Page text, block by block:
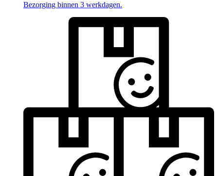
Bezorging binnen 3 werkdagen.